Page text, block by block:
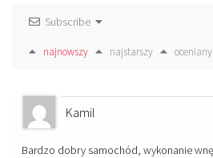
Subscribe
najnowszy najstarszy oceniany
Kamil
Bardzo dobry samochód, wykonanie